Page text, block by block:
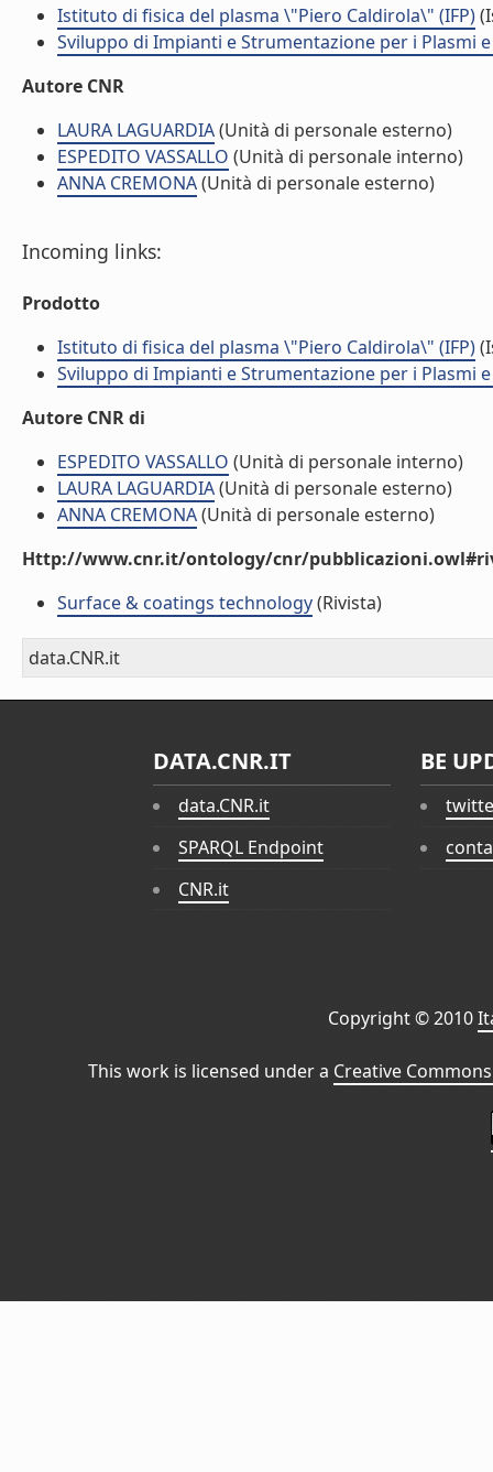
Istituto di fisica del plasma \"Piero Caldirola\" (IFP)
Sviluppo di Impianti e Strumentazione per i Plasmi
Autore CNR
LAURA LAGUARDIA(Unità di personale esterno)
ESPEDITO VASSALLO (Unità di personale interno)
ANNA CREMONA(Unità di personale esterno)
Incoming links:
Prodotto
Istituto di fisica del plasma \"Piero Caldirola\" (IFP)
Sviluppo di Impianti e Strumentazione per i Plasmi
Autore CNR di
ESPEDITO VASSALLO (Unità di personale interno)
LAURA LAGUARDIA(Unità di personale esterno)
ANNA CREMONA(Unità di personale esterno)
Http://www.cnr.it/ontology/cnr/
Surface & coatings technology(Rivista)
data.CNR.it
DATA.CNR.IT
data.CNR.it
SPARQL Endpoint
CNR.it
BE
Copyright © 2010
This work is licensed under a Creative